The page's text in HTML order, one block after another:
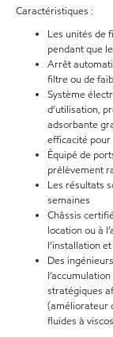
Caractéristiques :
Les unités de
pendant que
Arrêt
filtre ou de
Système
d’utilisation,
adsorbante
efficacité
Équipé de
prélèvement
Les résultats
semaines
Châssis
location ou à
l’installation
Des
stratégiques
(améliorateur
fluides à